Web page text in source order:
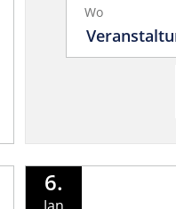
Wo
6.
Jan